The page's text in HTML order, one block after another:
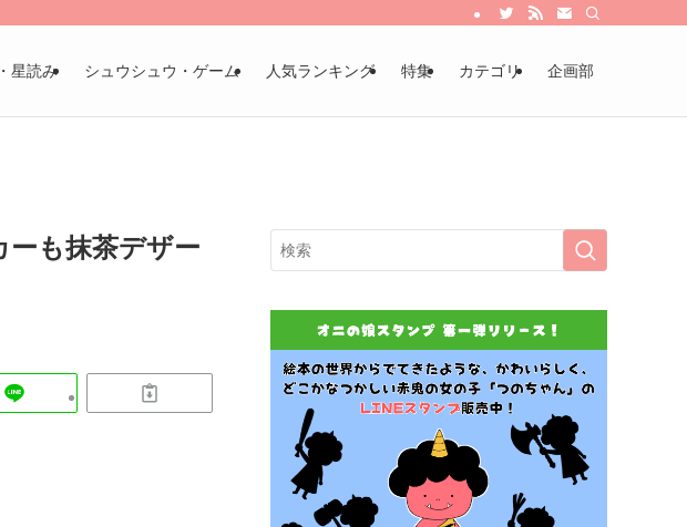
星読み シュウシュウ・ゲーム 人気ランキング 特集 カテゴリ 企画部
も抹茶デザー